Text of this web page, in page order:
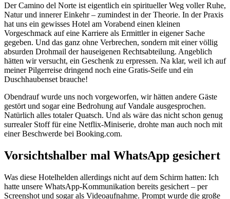
Der Camino del Norte ist eigentlich ein spiritueller Weg voller Ruhe,
Natur und innerer Einkehr – zumindest in der Theorie. In der Praxis
hat uns ein gewisses Hotel am Vorabend einen kleinen
Vorgeschmack auf eine Karriere als Ermittler in eigener Sache
gegeben. Und das ganz ohne Verbrechen, sondern mit einer völlig
absurden Drohmail der hauseigenen Rechtsabteilung. Angeblich
hätten wir versucht, ein Geschenk zu erpressen. Na klar, weil ich auf
meiner Pilgerreise dringend noch eine Gratis-Seife und ein
Duschhaubenset brauche!
Obendrauf wurde uns noch vorgeworfen, wir hätten andere Gäste
gestört und sogar eine Bedrohung auf Vandale ausgesprochen.
Natürlich alles totaler Quatsch. Und als wäre das nicht schon genug
surrealer Stoff für eine Netflix-Miniserie, drohte man auch noch mit
einer Beschwerde bei Booking.com.
Vorsichtshalber mal WhatsApp gesichert
Was diese Hotelhelden allerdings nicht auf dem Schirm hatten: Ich
hatte unsere WhatsApp-Kommunikation bereits gesichert – per
Screenshot und sogar als Videoaufnahme. Prompt wurde die große